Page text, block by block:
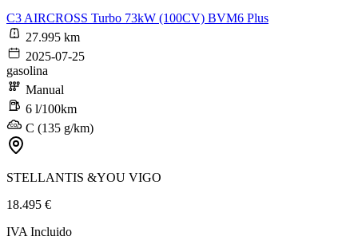
C3 AIRCROSS Turbo 73kW (100CV) BVM6 Plus
27.995 km
2025-07-25
gasolina
Manual
6 l/100km
C (135 g/km)
STELLANTIS &YOU VIGO
18.495 €
IVA Incluido